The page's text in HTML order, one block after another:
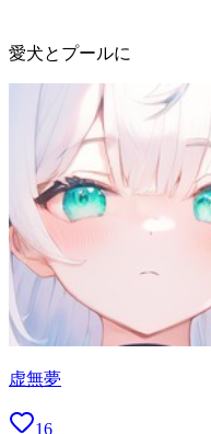
愛犬とプールに
虚無夢
16